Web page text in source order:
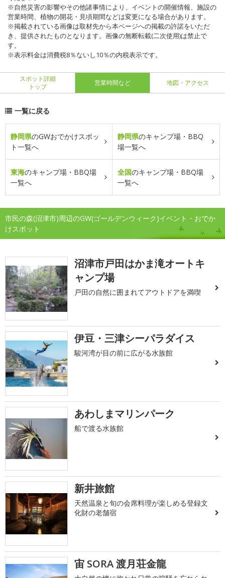
※自然災害の影響やその他諸事情により、イベントの開催情報、施設の
営業時間、植物の開花・見頃期間などは変更になる場合があります。
※掲載されている画像は取材先から本ページへの掲載の許諾をいただ
き、提供されたものとなります。画像の無断転載(二次使用)は禁止で
す。
※表示料金は消費税8％ないし10％の内税表示です。
スポット詳細
トップ
営業時間など 地図・アクセス
一覧に戻る
静岡県のGWおでかけスポッ
ト一覧へ
静岡県のキャンプ場・BBQ
場一覧へ
東海のキャンプ場・BBQ場
一覧へ
全国のキャンプ場・BBQ場
一覧へ
市民の森(沼津市)周辺のGW(ゴールデンウィーク)イベント・おでか
けスポット
沼津市戸田はかま滝オートキ
ャンプ場
戸田の自然に囲まれてアウトドアを満喫
伊豆・三津シーパラダイス
駿河湾が目の前に広がる水族館
あわしまマリンパーク
船で渡る水族館
新井旅館
天然温泉と旬の会席料理が楽しめる登録文
化財の老舗宿
宙 SORA 渡月荘金龍